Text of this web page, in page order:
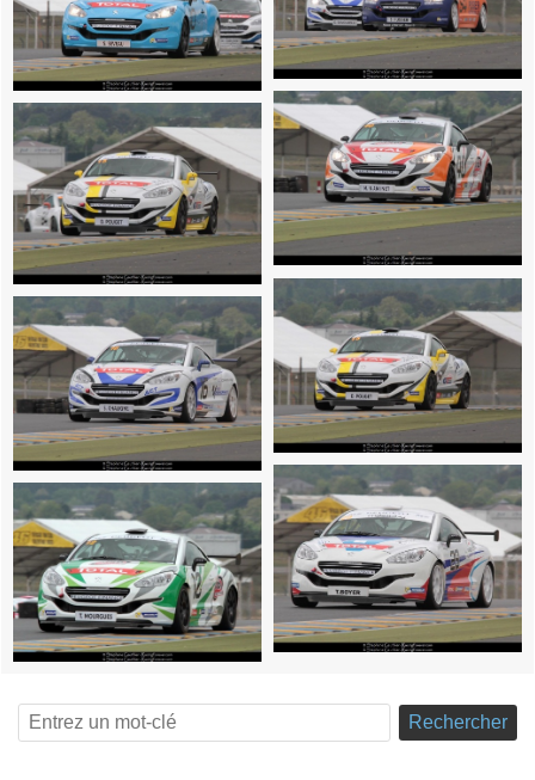
Rechercher